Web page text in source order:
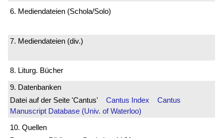
6. Mediendateien (Schola/Solo)
7. Mediendateien (div.)
8. Liturg. Bücher
9. Datenbanken
Datei auf der Seite 'Cantus' Cantus Index
Cantus
Manuscript Database (Univ. of Waterloo)
10. Quellen